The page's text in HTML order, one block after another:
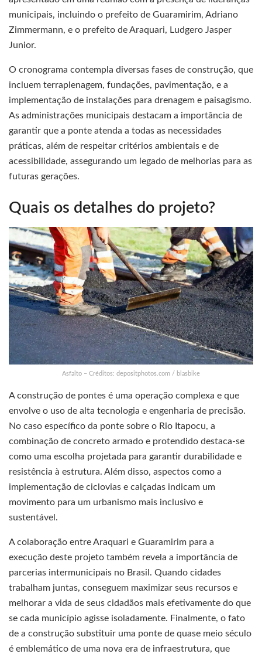
municipais, incluindo o prefeito de Guaramirim, Adriano
Zimmermann, e o prefeito de Araquari, Ludgero Jasper
Junior.
O cronograma contempla diversas fases de construção, que
incluem terraplenagem, fundações, pavimentação, e a
implementação de instalações para drenagem e paisagismo.
As administrações municipais destacam a importância de
garantir que a ponte atenda a todas as necessidades
práticas, além de respeitar critérios ambientais e de
acessibilidade, assegurando um legado de melhorias para as
futuras gerações.
Quais os detalhes do projeto?
Asfalto – Créditos: depositphotos.com / blasbike
A construção de pontes é uma operação complexa e que
envolve o uso de alta tecnologia e engenharia de precisão.
No caso específico da ponte sobre o Rio Itapocu, a
combinação de concreto armado e protendido destaca-se
como uma escolha projetada para garantir durabilidade e
resistência à estrutura. Além disso, aspectos como a
implementação de ciclovias e calçadas indicam um
movimento para um urbanismo mais inclusivo e
sustentável.
A colaboração entre Araquari e Guaramirim para a
execução deste projeto também revela a importância de
parcerias intermunicipais no Brasil. Quando cidades
trabalham juntas, conseguem maximizar seus recursos e
melhorar a vida de seus cidadãos mais efetivamente do que
se cada município agisse isoladamente. Finalmente, o fato
de a construção substituir uma ponte de quase meio século
é emblemático de uma nova era de infraestrutura, que